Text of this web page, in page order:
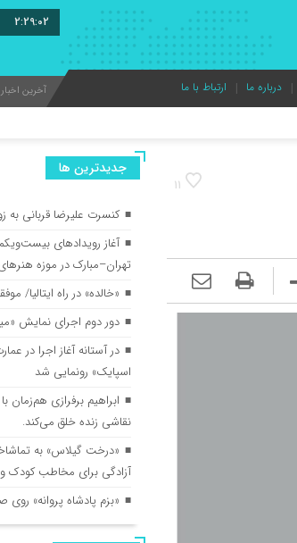
2:29:03
درباره ما ارتباط با ما آخرین اخبار
11
جديدترين ها
کنسرت علیرضا قربانی به
آغاز رویدادهای
تهران–مبارک در موزه
«خالده» در راه ایتالیا/
دور دوم اجرای نمایش
در آستانه آغاز اجرا در
اسپایک» رونمایی شد
ابراهیم برفرازی
نقاشی زنده خلق می‌کند.
«درخت گیلاس» به
آزادگی برای مخاطب کودک
«بزم پادشاه پروانه»